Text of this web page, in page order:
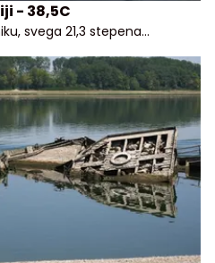
- 38,5C
svega 21,3 stepena